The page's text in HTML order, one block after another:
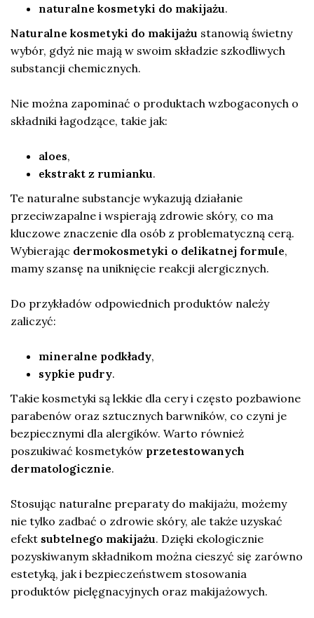
naturalne kosmetyki do makijażu.
Naturalne kosmetyki do makijażu stanowią świetny
wybór, gdyż nie mają w swoim składzie szkodliwych
substancji chemicznych.
Nie można zapominać o produktach wzbogaconych o
składniki łagodzące, takie jak:
aloes,
ekstrakt z rumianku.
Te naturalne substancje wykazują działanie
przeciwzapalne i wspierają zdrowie skóry, co ma
kluczowe znaczenie dla osób z problematyczną cerą.
Wybierając dermokosmetyki o delikatnej formule,
mamy szansę na uniknięcie reakcji alergicznych.
Do przykładów odpowiednich produktów należy
zaliczyć:
mineralne podkłady,
sypkie pudry.
Takie kosmetyki są lekkie dla cery i często pozbawione
parabenów oraz sztucznych barwników, co czyni je
bezpiecznymi dla alergików. Warto również
poszukiwać kosmetyków przetestowanych
dermatologicznie.
Stosując naturalne preparaty do makijażu, możemy
nie tylko zadbać o zdrowie skóry, ale także uzyskać
efekt subtelnego makijażu. Dzięki ekologicznie
pozyskiwanym składnikom można cieszyć się zarówno
estetyką, jak i bezpieczeństwem stosowania
produktów pielęgnacyjnych oraz makijażowych.